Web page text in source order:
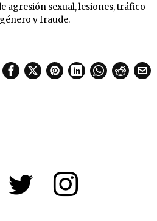
agresión sexual, lesiones, tráfico
y fraude.